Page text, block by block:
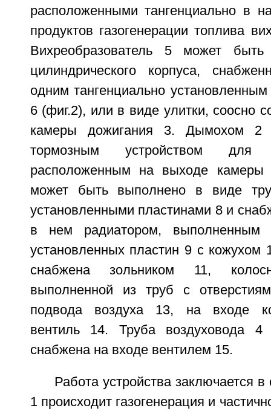
расположенными тангенциально в
продуктов газогенерации топлива
Вихреобразователь 5 может
цилиндрического корпуса,
одним тангенциально
6 (фиг.2), или в виде улитки, соосно
камеры дожигания 3. Дымохом 2
тормозным устройством
расположенным на выходе камеры
может быть выполнено в виде
установленными пластинами 8 и
в нем радиатором, выполненным
установленных пластин 9 с кожухом
снабжена зольником 11,
выполненной из труб с
подвода воздуха 13, на входе
вентиль 14. Труба воздуховода
снабжена на входе вентилем 15.
Работа устройства заключается
1 происходит газогенерация и